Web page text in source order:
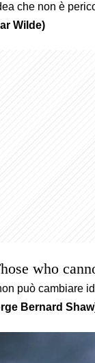
che non è
Wilde)
who
può cambiare
Bernard